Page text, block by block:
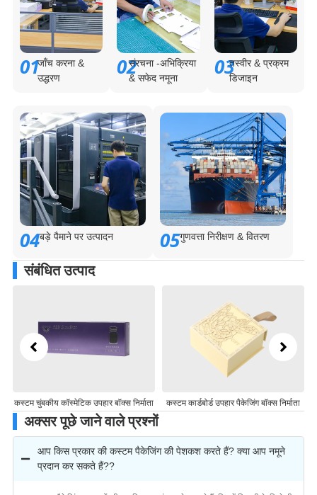
01जाँच करना &
उद्धरण
02संरचना -अभिक्रिया
& सफेद नमूना
03तस्वीर & प्रक्रम
डिजाइन
04बड़े पैमाने पर उत्पादन 05गुणवत्ता निरीक्षण & वितरण
संबंधित उत्पाद
कस्टम चुंबकीय कॉस्मेटिक उपहार बॉक्स निर्माता कस्टम कार्डबोर्ड उपहार पैकेजिंग बॉक्स निर्माता
अक्सर पूछे जाने वाले प्रश्नों
आप किस प्रकार की कस्टम पैकेजिंग की पेशकश करते हैं? क्या आप नमूने
प्रदान कर सकते हैं??